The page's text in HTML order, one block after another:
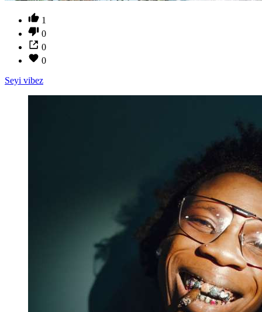
1
0
0
0
Seyi vibez